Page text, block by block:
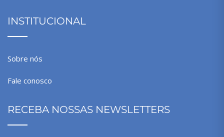
INSTITUCIONAL
Sobre nós
Fale conosco
RECEBA NOSSAS NEWSLETTERS